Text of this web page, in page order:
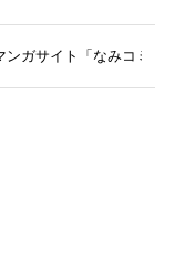
ンガサイト「なみコミ」